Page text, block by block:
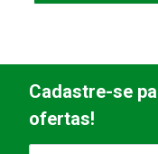
Cadastre-se
ofertas!